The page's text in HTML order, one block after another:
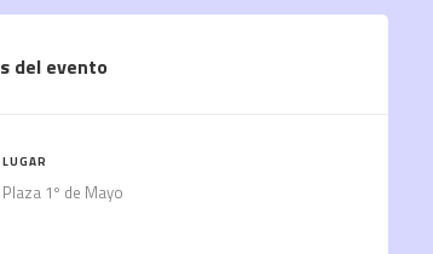
del evento
LUGAR
Plaza 1º de Mayo